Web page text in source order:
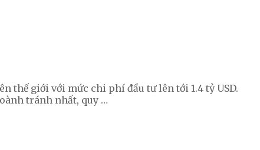
thế giới với mức chi phí đầu tư lên tới 1.4 tỷ USD.
tránh nhất, quy …